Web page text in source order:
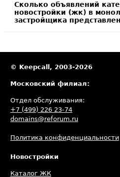
Сколько объявлений
новостройки (жк) в
застройщика
© Keepcall, 2003-2026
Московский филиал:
Отдел обслуживания:
+7 (499) 226 23-74
domains@reforum.ru
Политика конфиденциальности
Новостройки
Каталог ЖК